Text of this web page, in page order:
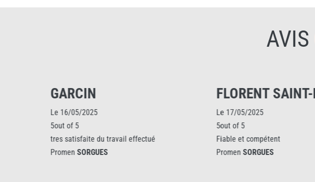
AVIS
Le 16/05/2025
tres satisfaite du travail effectué
SORGUES
FLORENT SAINT-LEGER
Le 17/05/2025
Fiable et compétent
SORGUES